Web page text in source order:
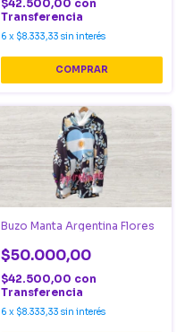
$42.500,00 con
Transferencia
6 x $8.333,33 sin interés
COMPRAR
Buzo Manta Argentina Flores
$50.000,00
$42.500,00 con
Transferencia
6 x $8.333,33 sin interés